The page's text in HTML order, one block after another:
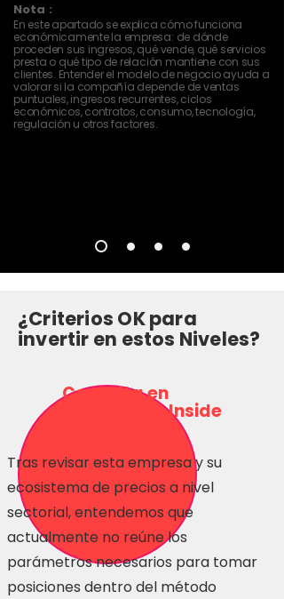
Nota :
En este apartado se explica cómo funciona
económicamente la empresa: de dónde
proceden sus ingresos, qué vende, qué servicios
presta o qué tipo de relación mantiene con sus
clientes. Entender el modelo de negocio ayuda a
valorar si la compañía depende de ventas
puntuales, ingresos recurrentes, ciclos
económicos, contratos, consumo, tecnología,
regulación u otros factores.
¿Criterios OK para
invertir en estos Niveles?
Consulta en
Inversionas Inside
Tras revisar esta empresa y su
ecosistema de precios a nivel
sectorial, entendemos que
actualmente no reúne los
parámetros necesarios para tomar
posiciones dentro del método